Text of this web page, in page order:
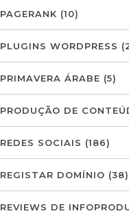
PAGERANK (10)
PLUGINS WORDPRESS
PRIMAVERA ÁRABE (5)
PRODUÇÃO DE
REDES SOCIAIS (186)
REGISTAR DOMÍNIO (38)
REVIEWS DE